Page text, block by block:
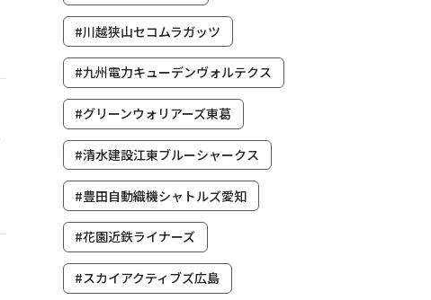
#川越狭山セコムラガッツ
#九州電力キューデンヴォルテクス
#グリーンウォリアーズ東葛
#清水建設江東ブルーシャークス
#豊田自動織機シャトルズ愛知
#花園近鉄ライナーズ
#スカイアクティブズ広島